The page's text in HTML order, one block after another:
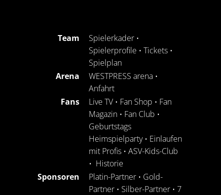
Team Spielerkader •
Spielerprofile • Tickets •
Spielplan
Arena
WESTPRESS arena •
Anfahrt
Fans
Live TV • Fan Shop • Fan
Magazin • Fan Club •
Geburtstags
Heimspielparty• Einlaufen
mit Profis • ASV-Kids-Club
• Historie
Sponsoren
Platin-Partner • Gold-
Partner • Silber-Partner • 7